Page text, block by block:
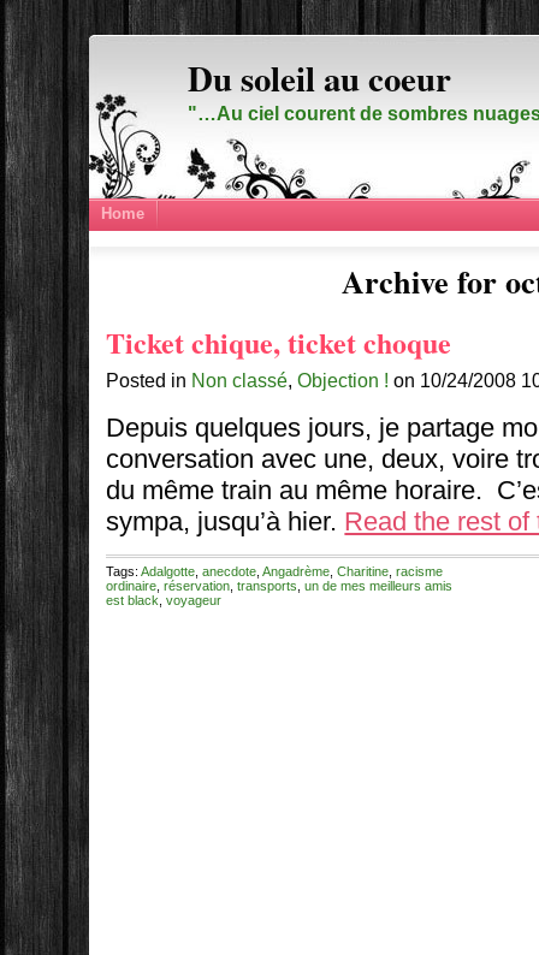
Du soleil au coeur
"…Au ciel courent de sombres
Home
Archive for
Ticket chique, ticket choque
Posted in Non classé,Objection ! on 10/24/2008
Depuis quelques jours, je partage
conversation avec une, deux, voire
du même train au même horaire.
sympa, jusqu’à hier. Read the rest of
Tags:Adalgotte,anecdote,Angadrème,Charitine,racisme
ordinaire,réservation,transports,un de mes meilleurs amis
est black,voyageur